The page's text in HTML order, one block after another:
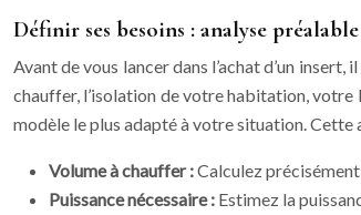
Définir ses besoins : analyse préalable
Avant de vous lancer dans l’achat d’un
chauffer, l’isolation de votre habitation,
modèle le plus adapté à votre situation.
Volume à chauffer :Calculez
Puissance nécessaire : Estimez la